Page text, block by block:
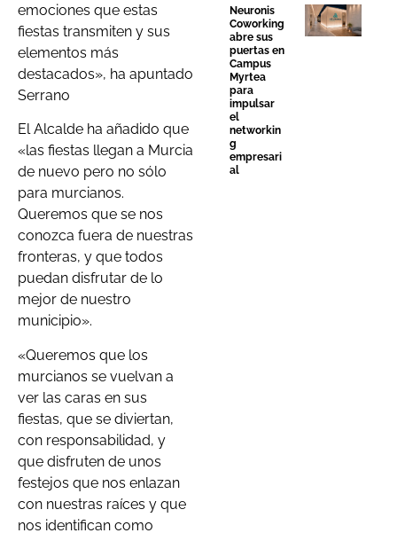
emociones que estas
fiestas transmiten y sus
elementos más
destacados», ha apuntado
Serrano
El Alcalde ha añadido que
«las fiestas llegan a Murcia
de nuevo pero no sólo
para murcianos.
Queremos que se nos
conozca fuera de nuestras
fronteras, y que todos
puedan disfrutar de lo
mejor de nuestro
municipio».
«Queremos que los
murcianos se vuelvan a
ver las caras en sus
fiestas, que se diviertan,
con responsabilidad, y
que disfruten de unos
festejos que nos enlazan
con nuestras raíces y que
nos identifican como
Neuronis
Coworking
abre sus
puertas en
Campus
Myrtea
para
impulsar
el
networkin
g
empresari
al